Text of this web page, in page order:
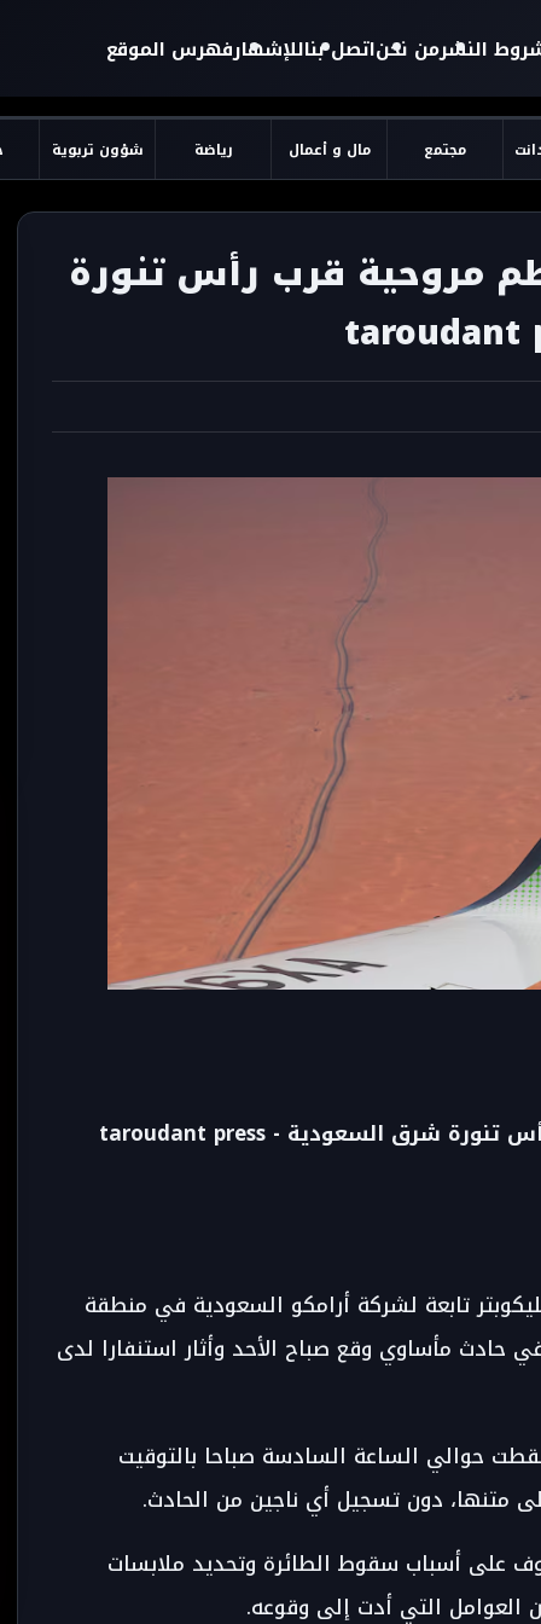
النشرمن نحناتصل بناللإشهارفهرس الموقع
مجتمع مال و أعمال رياضة شؤون تربوية
تحطم مروحية قرب رأس تنورة
تابعة لشركة أرامكو السعودية في منطقة
مأساوي وقع صباح الأحد وأثار استنفارا لدى
حوالي الساعة السادسة صباحا بالتوقيت
متنها، دون تسجيل أي ناجين من الحادث.
على أسباب سقوط الطائرة وتحديد ملابسات
العوامل التي أدت إلى وقوعه.